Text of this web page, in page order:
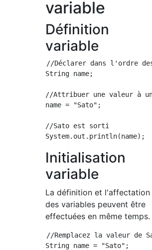
variable
Définition
variable
//Déclarer dans l'ordre
String name;
//Attribuer une valeur à
name = "Sato";
//Sato est sorti
Initialisation
variable
La définition et l'affectation
des variables peuvent être
effectuées en même temps.
//Remplacez la valeur de
String name = "Sato";